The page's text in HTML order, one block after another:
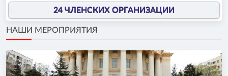
24 ЧЛЕНСКИХ ОРГАНИЗАЦИИ
НАШИ МЕРОПРИЯТИЯ